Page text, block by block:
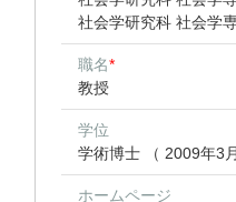
社会学研究科 社会学
職名*
教授
学位
学術博士 （ 2009年3
ホームページ